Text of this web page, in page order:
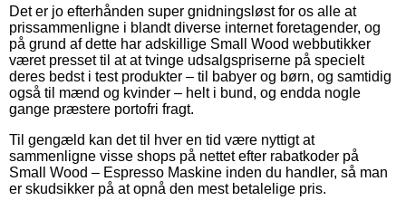
Det er jo efterhånden super gnidningsløst for os alle at
prissammenligne i blandt diverse internet foretagender, og
på grund af dette har adskillige Small Wood webbutikker
været presset til at at tvinge udsalgspriserne på specielt
deres bedst i test produkter – til babyer og børn, og samtidig
også til mænd og kvinder – helt i bund, og endda nogle
gange præstere portofri fragt.
Til gengæld kan det til hver en tid være nyttigt at
sammenligne visse shops på nettet efter rabatkoder på
Small Wood – Espresso Maskine inden du handler, så man
er skudsikker på at opnå den mest betalelige pris.